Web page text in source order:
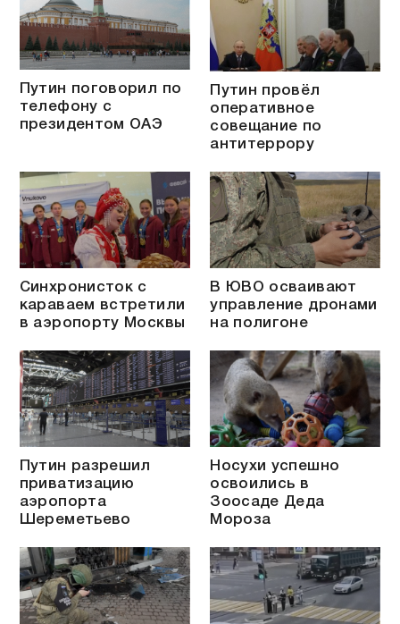
Путин поговорил по
телефону с
президентом ОАЭ
Путин провёл
оперативное
совещание по
антитеррору
Синхронисток с
караваем встретили
в аэропорту Москвы
В ЮВО осваивают
управление дронами
на полигоне
Путин разрешил
приватизацию
аэропорта
Шереметьево
Носухи успешно
освоились в
Зоосаде Деда
Мороза